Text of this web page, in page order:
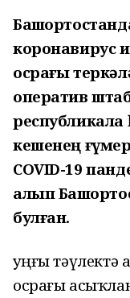
коронавирус
осрағы
оператив
республикала
кешенең
COVID-19
алып
булған.
Һуңғы
осрағы